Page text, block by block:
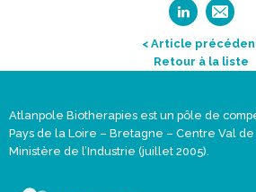
< Article
Retour à la liste
Atlanpole Biotherapies est un pôle de
Pays de la Loire – Bretagne – Centre Val
Ministère de l’Industrie (juillet 2005).